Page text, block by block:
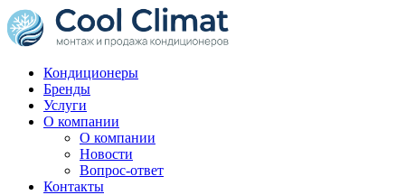
Кондиционеры
Бренды
Услуги
О компании
О компании
Новости
Вопрос-ответ
Контакты